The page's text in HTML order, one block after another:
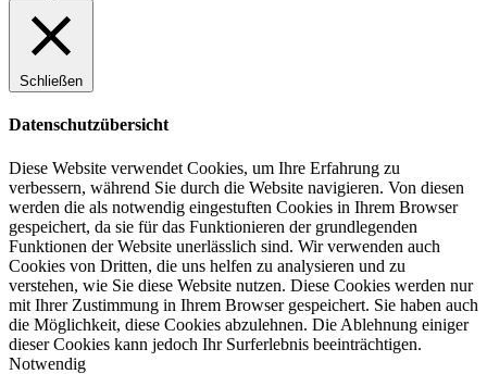
Schließen
Datenschutzübersicht
Diese Website verwendet Cookies, um Ihre Erfahrung zu
verbessern, während Sie durch die Website navigieren. Von diesen
werden die als notwendig eingestuften Cookies in Ihrem Browser
gespeichert, da sie für das Funktionieren der grundlegenden
Funktionen der Website unerlässlich sind. Wir verwenden auch
Cookies von Dritten, die uns helfen zu analysieren und zu
verstehen, wie Sie diese Website nutzen. Diese Cookies werden nur
mit Ihrer Zustimmung in Ihrem Browser gespeichert. Sie haben auch
die Möglichkeit, diese Cookies abzulehnen. Die Ablehnung einiger
dieser Cookies kann jedoch Ihr Surferlebnis beeinträchtigen.
Notwendig